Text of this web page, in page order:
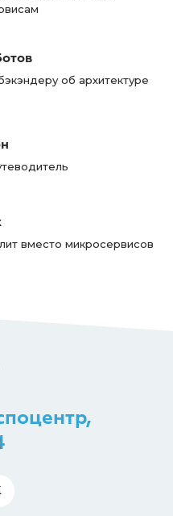
об архитектуре
вместо микросервисов